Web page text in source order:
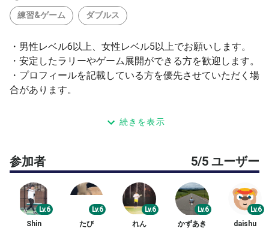
練習&ゲーム ダブルス
・男性レベル6以上、女性レベル5以上でお願いします。
・安定したラリーやゲーム展開ができる方を歓迎します。
・プロフィールを記載している方を優先させていただく場
合があります。
40～50分程度練習した後、ペアを変えながらゲームを行
もノーアド）で進行します。
なお3人以下の場合はシングルスになります。
続きを表示
参加者 5/5 ユーザー
Lv.6
Shin
Lv.6
たび
Lv.6
れん
Lv.6
かずあき
Lv.6
daishu